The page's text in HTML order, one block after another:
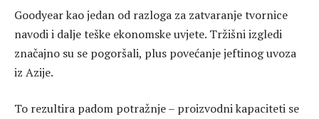
Goodyear kao jedan od razloga za zatvaranje tvornice
navodi i dalje teške ekonomske uvjete. Tržišni izgledi
značajno su se pogoršali, plus povećanje jeftinog uvoza
iz Azije.
To rezultira padom potražnje – proizvodni kapaciteti se